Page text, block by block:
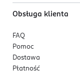
Obsługa klienta
FAQ
Pomoc
Dostawa
Płatność